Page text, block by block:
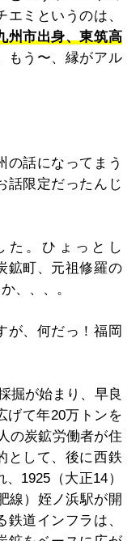
ミというのは、
州市出身、東筑高
もう〜、縁がアル
の話になってまう
話限定だったんじ
た。ひょっとし
鉱町、元祖修羅の
、、、。
、何だっ！福岡
掘が始まり、早良
げて年20万トンを
の炭鉱労働者が住
として、後に西鉄
1925（大正14）
線）姪ノ浜駅が開
道インフラは、